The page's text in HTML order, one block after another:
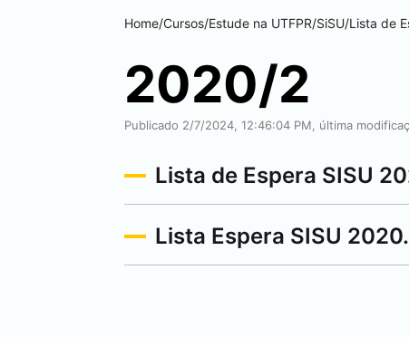
Home/Cursos/Estude na UTFPR/SiSU/Lista de
2020/2
Publicado 2/7/2024, 12:46:04 PM, última
Lista de Espera SISU
Lista Espera SISU